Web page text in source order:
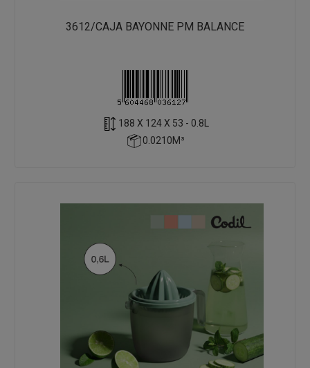
3612/CAJA BAYONNE PM BALANCE
188 X 124 X 53 - 0.8L
0.0210M³